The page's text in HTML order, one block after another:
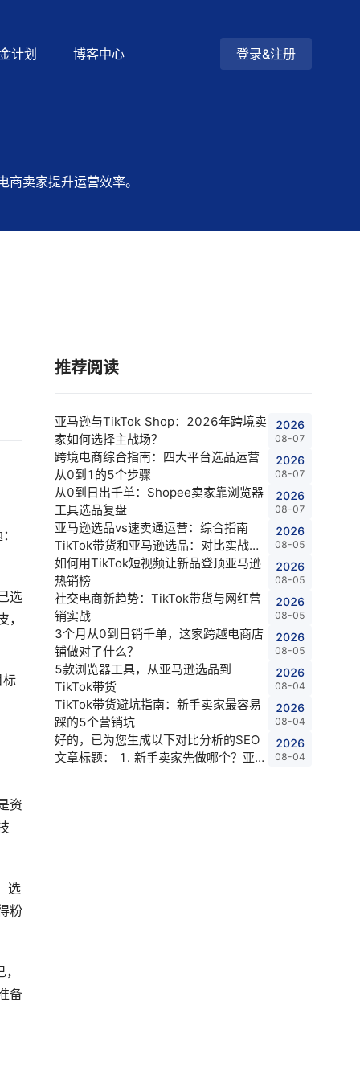
计划 博客中心 登录&注册
卖家提升运营效率。
选
标
资
选
粉
备
推荐阅读
亚马逊与TikTok Shop：2026年跨境卖
家如何选择主战场？
2026
08-07
跨境电商综合指南：四大平台选品运营
从0到1的5个步骤
2026
08-07
从0到日出千单：Shopee卖家靠浏览器
工具选品复盘
2026
08-07
亚马逊选品vs速卖通运营：综合指南
TikTok带货和亚马逊选品：对比实战指
南 Shopee店铺与亚马逊选品：卖家对
比指
2026
08-05
如何用TikTok短视频让新品登顶亚马逊
热销榜
2026
08-05
社交电商新趋势：TikTok带货与网红营
销实战
2026
08-05
3个月从0到日销千单，这家跨越电商店
铺做对了什么？
2026
08-05
5款浏览器工具，从亚马逊选品到
TikTok带货
2026
08-04
TikTok带货避坑指南：新手卖家最容易
踩的5个营销坑
2026
08-04
好的，已为您生成以下对比分析的SEO
文章标题： 1. 新手卖家先做哪个？亚马
2026
08-04